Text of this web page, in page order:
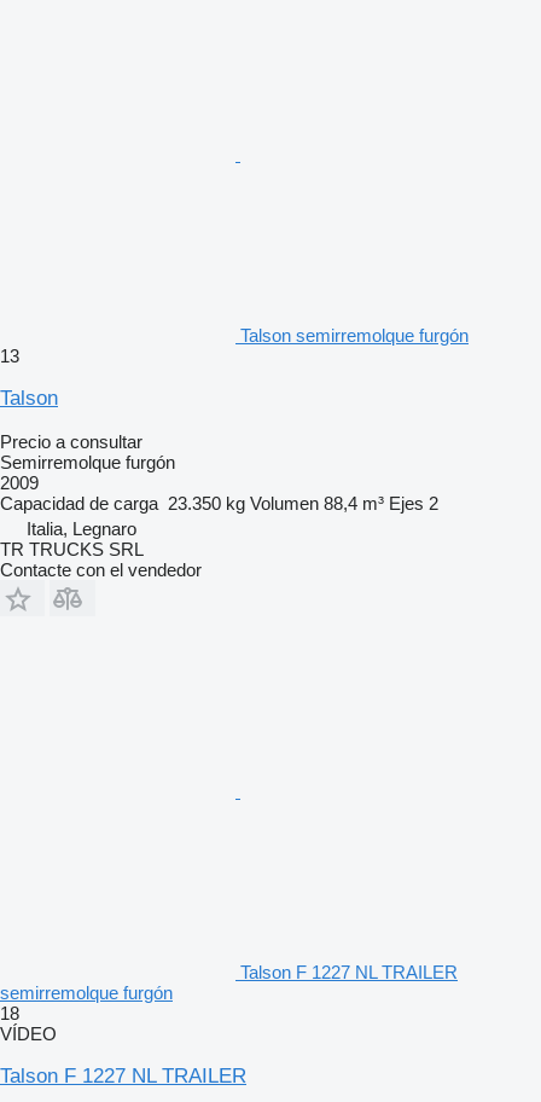
Talson semirremolque furgón
13
Talson
Precio a consultar
Semirremolque furgón
2009
Capacidad de carga 23.350 kg Volumen 88,4 m³ Ejes 2
Italia, Legnaro
TR TRUCKS SRL
Contacte con el vendedor
Talson F 1227 NL TRAILER
semirremolque furgón
18
VÍDEO
Talson F 1227 NL TRAILER